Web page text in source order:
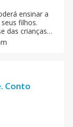
ensinar a
filhos.
das crianças
que falam
Conto